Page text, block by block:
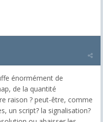
énormément de
de la quantité
raison ? peut-être, comme
un script? la signalisation?